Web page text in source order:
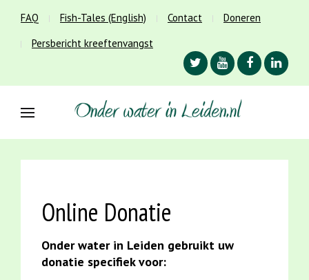
FAQ Fish-Tales (English) Contact
Doneren
Persbericht kreeftenvangst
Online Donatie
Onder water in Leiden gebruikt uw
donatie specifiek voor: